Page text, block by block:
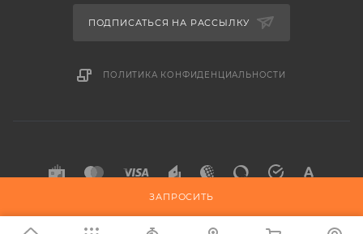
ЗАПРОСИТЬ
ПОДПИСАТЬСЯ НА РАССЫЛКУ
ПОЛИТИКА КОНФИДЕНЦИАЛЬНОСТИ
2015-2026 © KKM-TRADE